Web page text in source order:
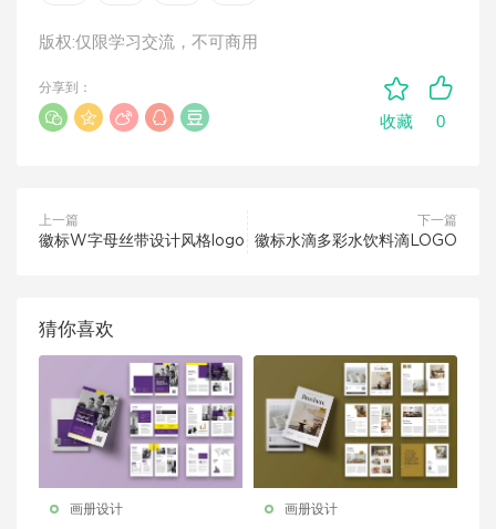
版权:仅限学习交流，不可商用
收藏 0
分享到：
上一篇
徽标W字母丝带设计风格logo
下一篇
徽标水滴多彩水饮料滴LOGO
猜你喜欢
画册设计 画册设计